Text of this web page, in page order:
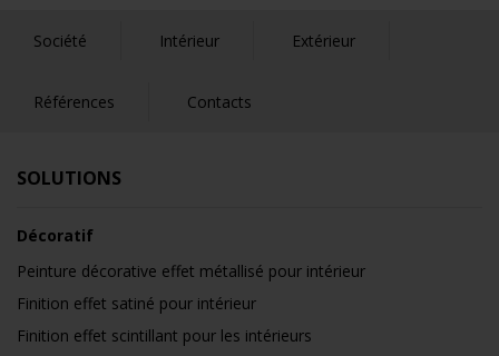
Société Intérieur Extérieur
Références Contacts
SOLUTIONS
Décoratif
Peinture décorative effet métallisé pour intérieur
Finition effet satiné pour intérieur
Finition effet scintillant pour les intérieurs